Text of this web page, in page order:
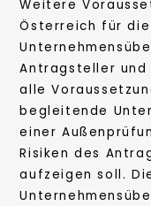
Weitere
Österreich für
Antragsteller und
alle
begleitende
einer
Risiken des
aufzeigen soll.